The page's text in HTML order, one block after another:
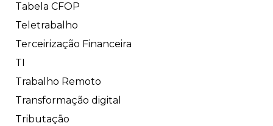
Tabela CFOP
Teletrabalho
Terceirização Financeira
TI
Trabalho Remoto
Transformação digital
Tributação